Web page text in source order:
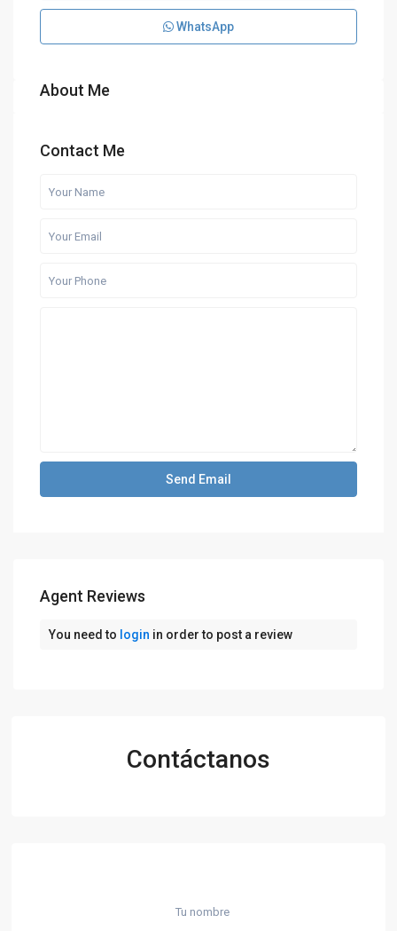
WhatsApp
About Me
Contact Me
Agent Reviews
You need to login in order to post a review
Contáctanos